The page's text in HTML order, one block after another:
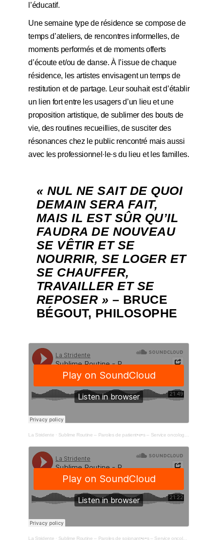
l’éducatif.
Une semaine type de résidence se compose de
temps d’ateliers, de rencontres informelles, de
moments performés et de moments offerts
d’écoute et/ou de danse. À l’issue de chaque
résidence, les artistes envisagent un temps de
restitution et de partage. Leur souhait est d’établir
un lien fort entre les usagers d’un lieu et une
proposition artistique, de sublimer des bouts de
vie, des routines recueillies, de susciter des
résonances chez le public rencontré mais aussi
avec les professionnel·le·s du lieu et les familles.
« NUL NE SAIT DE QUOI
DEMAIN SERA FAIT,
MAIS IL EST SÛR QU’IL
FAUDRA DE NOUVEAU
SE VÊTIR ET SE
NOURRIR, SE LOGER ET
SE CHAUFFER,
TRAVAILLER ET SE
REPOSER » – BRUCE
BÉGOUT, PHILOSOPHE
La Stridente · Sublime Routine – Paroles de patient•e•s – Service oncologie de La Cavale Blanche
La Stridente · Sublime Routine – Paroles de soignant•e•s – Service oncologie de La Cavale Blanche